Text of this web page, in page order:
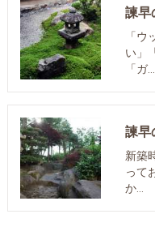
諫早
「
い」
「ガ…
新築
って
か…